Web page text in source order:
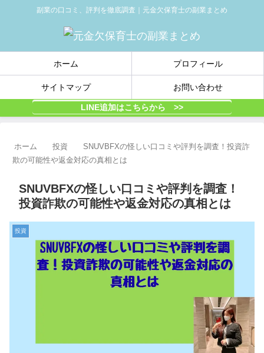
副業の口コミ、評判を徹底調査｜元金欠保育士の副業まとめ
ホーム プロフィール
サイトマップ お問い合わせ
LINE追加はこちらから >>
ホーム 投資
SNUVBFXの怪しい口コミや評判を調査！投資詐
欺の可能性や返金対応の真相とは
SNUVBFXの怪しい口コミや評判を調査！
投資詐欺の可能性や返金対応の真相とは
投資